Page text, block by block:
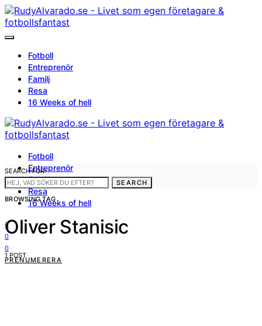
Fotboll
Entreprenör
Familj
Resa
16 Weeks of hell
Fotboll
Entreprenör
Familj
Resa
16 Weeks of hell
0
0
0
PRENUMERERA
SEARCH FOR:
SEARCH
BROWSING TAG
Oliver Stanisic
1 POST